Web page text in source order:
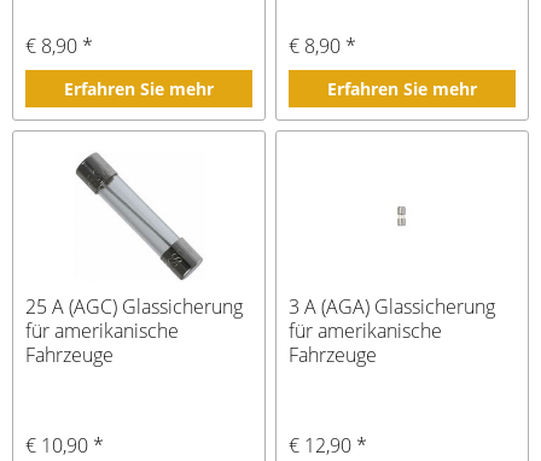
€ 8,90 *
Erfahren Sie mehr
€ 8,90 *
Erfahren Sie mehr
25 A (AGC) Glassicherung
für amerikanische
Fahrzeuge
€ 10,90 *
3 A (AGA) Glassicherung
für amerikanische
Fahrzeuge
€ 12,90 *